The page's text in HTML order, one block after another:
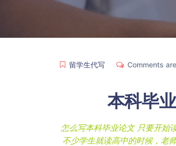
留学生代写 Comments
本科毕
怎么写本科毕业论文 只要开始
不少学生就读高中的时候，老